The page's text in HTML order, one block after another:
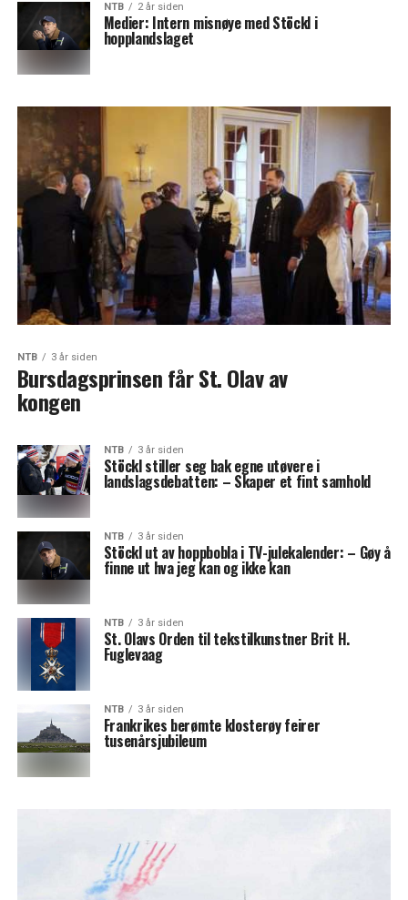
NTB 2 år siden
Medier: Intern misnøye med Stöckl i
hopplandslaget
NTB 3 år siden
Bursdagsprinsen får St. Olav av
kongen
NTB 3 år siden
Stöckl stiller seg bak egne utøvere i
landslagsdebatten: – Skaper et fint samhold
NTB 3 år siden
Stöckl ut av hoppbobla i TV-julekalender: – Gøy å
finne ut hva jeg kan og ikke kan
NTB 3 år siden
St. Olavs Orden til tekstilkunstner Brit H.
Fuglevaag
NTB 3 år siden
Frankrikes berømte klosterøy feirer
tusenårsjubileum